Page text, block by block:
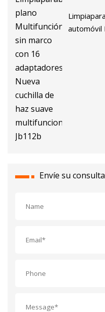
automóvil
Envíe su consulta